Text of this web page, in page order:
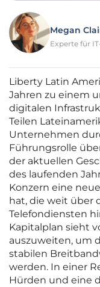
Megan
Experte für
Liberty Latin
Jahren zu einem
digitalen
Teilen
Unternehmen
Führungsrolle
der aktuellen
des laufenden
Konzern eine
hat, die weit über
Telefondiensten
Kapitalplan sieht
auszuweiten, um
stabilen
werden. In einer
Hürden und eine